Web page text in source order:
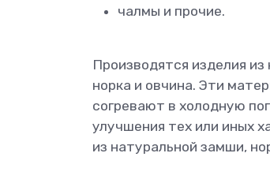
чалмы и прочие.
Производятся изделия
норка и овчина. Эти
согревают в холодную
улучшения тех или иных
из натуральной замши,